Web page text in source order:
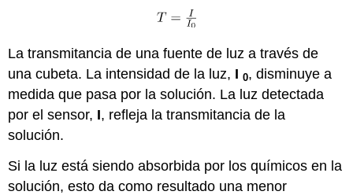
La transmitancia de una fuente de luz a través de
una cubeta. La intensidad de la luz, I0, disminuye a
medida que pasa por la solución. La luz detectada
por el sensor, I, refleja la transmitancia de la
solución.
Si la luz está siendo absorbida por los químicos en la
solución, esto da como resultado una menor